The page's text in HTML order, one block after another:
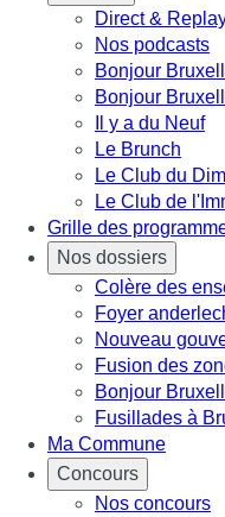
Direct &
Nos podcasts
Bonjour
Bonjour
Il y a du Neuf
Le Brunch
Le Club du
Le Club de
Grille des
Nos dossiers
Colère des
Foyer
Nouveau
Fusion des
Bonjour
Fusillades à
Ma Commune
Concours
Nos concours